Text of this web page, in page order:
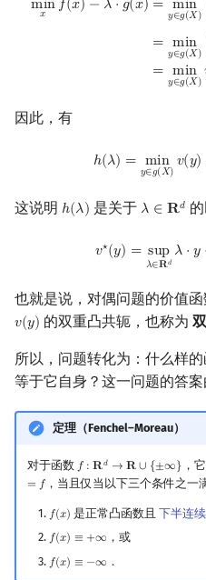
min
𝑥 𝑓(𝑥) − 𝜆 ⋅ 𝑔(𝑥) = min
𝑦∈𝑔(𝑋)
= min
𝑦∈𝑔(𝑋)
= min
𝑦∈𝑔(𝑋)
因此，有
ℎ(𝜆) = min
𝑦∈𝑔(𝑋) 𝑣(𝑦)
h(λ =miny∈g(X)
这说明 ℎ(𝜆)
h(λ) 是关于 𝜆 ∈ 𝐑𝑑
λ∈Rd
𝑣⋆(𝑦) = sup
𝜆∈𝐑𝑑 𝜆 ⋅ 𝑦
v⋆(y) =supλ∈ R dλ
也就是说，对偶问题的价值函
𝑣(𝑦)
v(y) 的双重凸共轭，也称为
所以，问题转化为：什么样的
等于它自身？这一问题的答案
定理（Fenchel–Moreau）
对于函数 𝑓 : 𝐑𝑑 → 𝐑∪ {±∞}
f: R d→ R∪ {±∞} ，
= 𝑓 ，当且仅当以下三个条件之一
𝑓(𝑥)
f(x) 是正常凸函数且 下半连续
𝑓(𝑥) ≡ +∞
f(x)≡ +∞ ，或
𝑓(𝑥) ≡ −∞
f(x)≡ −∞ ．